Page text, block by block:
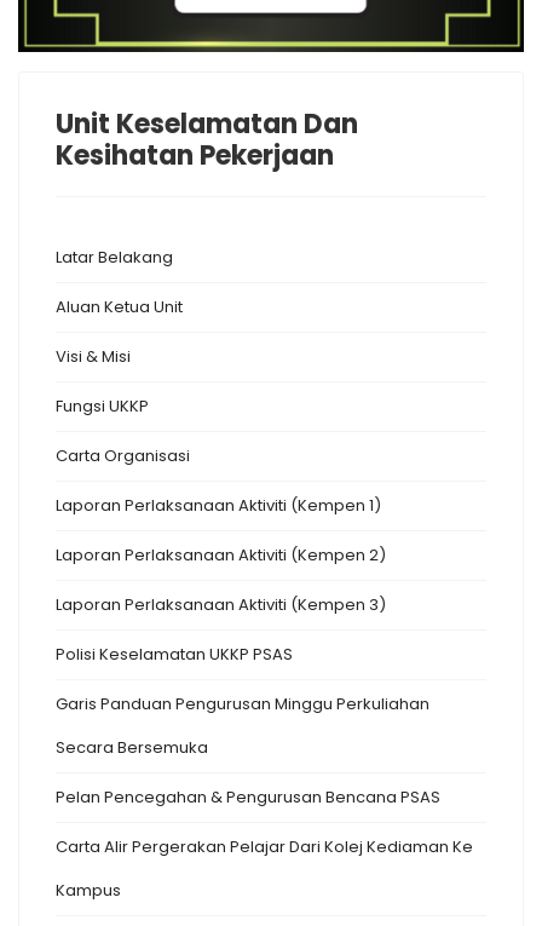
Unit Keselamatan Dan
Kesihatan Pekerjaan
Latar Belakang
Aluan Ketua Unit
Visi & Misi
Fungsi UKKP
Carta Organisasi
Laporan Perlaksanaan Aktiviti (Kempen 1)
Laporan Perlaksanaan Aktiviti (Kempen 2)
Laporan Perlaksanaan Aktiviti (Kempen 3)
Polisi Keselamatan UKKP PSAS
Garis Panduan Pengurusan Minggu Perkuliahan
Secara Bersemuka
Pelan Pencegahan & Pengurusan Bencana PSAS
Carta Alir Pergerakan Pelajar Dari Kolej Kediaman Ke
Kampus